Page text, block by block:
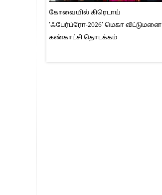
கோவையில் கிரெடாய்
‘ஃபேர்ப்ரோ-2026’ மெகா வீட்டுமனை
கண்காட்சி தொடக்கம்